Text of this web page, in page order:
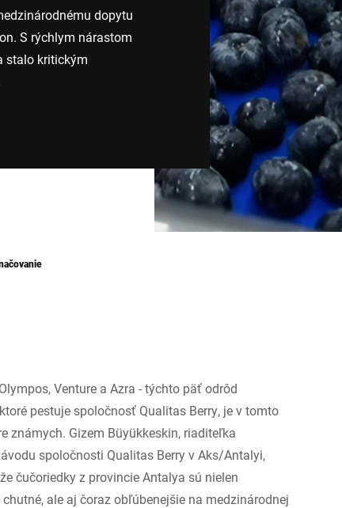
dopytu
S rýchlym nárastom
stalo kritickým
Venture a Azra - týchto päť odrôd
pestuje spoločnosť Qualitas Berry, je v tomto
známych. Gizem Büyükkeskin, riaditeľka
spoločnosti Qualitas Berry v Aks/Antalyi,
čučoriedky z provincie Antalya sú nielen
ale aj čoraz obľúbenejšie na medzinárodnej